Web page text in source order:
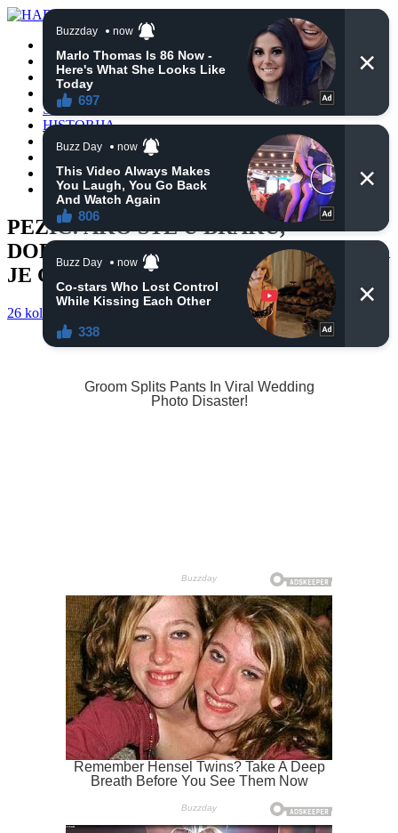
VIJESTI
BIH
TURSKA
SVIJET
HISTORIJA
RELIGIJA
ZANIMLJIVOSTI
CRNA HRONIKA
OBAVIJESTI
PEZIĆ: AKO STE U BRAKU,
DOPISIVANJE SA DRUGIM OSOBAMA
JE GRIJEH
26 kolovoza, 2022 haberhana OBAVIJESTI 0